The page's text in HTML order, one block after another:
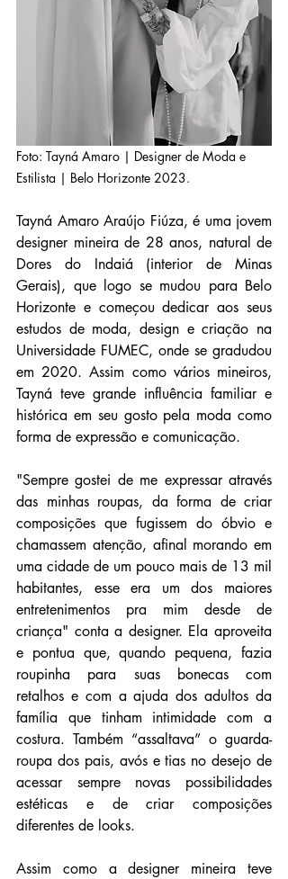
Foto: Tayná Amaro | Designer de Moda e
Estilista | Belo Horizonte 2023.
Tayná Amaro Araújo Fiúza, é uma jovem
designer mineira de 28 anos, natural de
Dores do Indaiá (interior de Minas
Gerais), que logo se mudou para Belo
Horizonte e começou dedicar aos seus
estudos de moda, design e criação na
Universidade FUMEC, onde se gradudou
em 2020. Assim como vários mineiros,
Tayná teve grande influência familiar e
histórica em seu gosto pela moda como
forma de expressão e comunicação.
"Sempre gostei de me expressar através
das minhas roupas, da forma de criar
composições que fugissem do óbvio e
chamassem atenção, afinal morando em
uma cidade de um pouco mais de 13 mil
habitantes, esse era um dos maiores
entretenimentos pra mim desde de
criança" conta a designer. Ela aproveita
e pontua que, quando pequena, fazia
roupinha para suas bonecas com
retalhos e com a ajuda dos adultos da
família que tinham intimidade com a
costura. Também “assaltava” o guarda-
roupa dos pais, avós e tias no desejo de
acessar sempre novas possibilidades
estéticas e de criar composições
diferentes de looks.
Assim como a designer mineira teve